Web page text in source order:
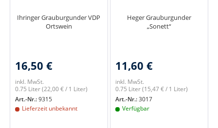
Ihringer Grauburgunder VDP
Ortswein
16,50 €
inkl. MwSt.
0.75 Liter(22,00 € / 1 Liter)
Art.-Nr.:9315
Lieferzeit unbekannt
Heger Grauburgunder
„Sonett“
11,60 €
inkl. MwSt.
0.75 Liter(15,47 € / 1 Liter)
Art.-Nr.:3017
Verfügbar